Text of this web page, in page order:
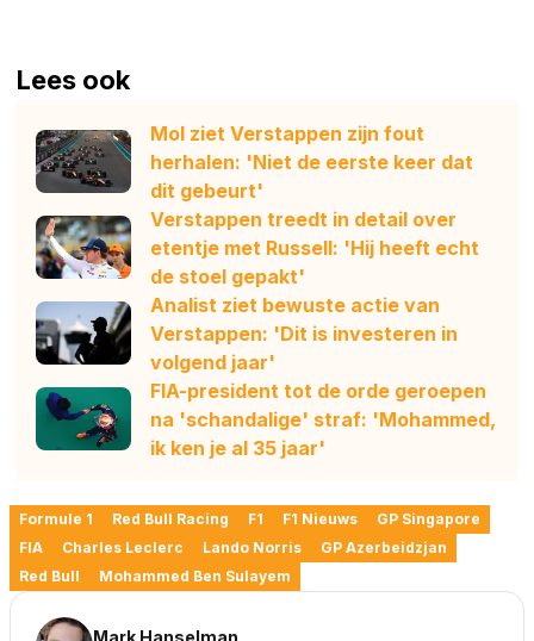
Lees ook
Mol ziet Verstappen zijn fout
herhalen: 'Niet de eerste keer dat
dit gebeurt'
Verstappen treedt in detail over
etentje met Russell: 'Hij heeft echt
de stoel gepakt'
Analist ziet bewuste actie van
Verstappen: 'Dit is investeren in
volgend jaar'
FIA-president tot de orde geroepen
na 'schandalige' straf: 'Mohammed,
ik ken je al 35 jaar'
Formule 1 Red Bull Racing F1 F1 Nieuws
GP Singapore
FIA
Charles Leclerc Lando Norris
GP Azerbeidzjan
Red Bull
Mohammed Ben Sulayem
Mark Hanselman